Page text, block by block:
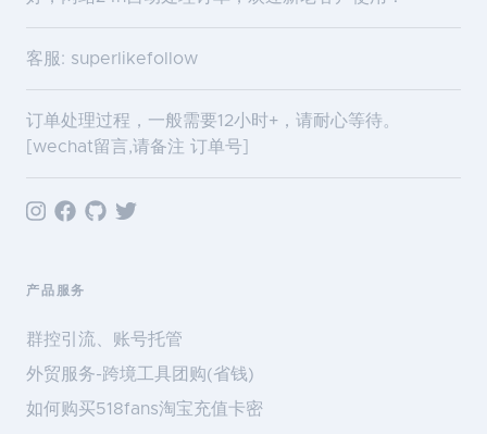
客服: superlikefollow
订单处理过程，一般需要12小时+，请耐心等待。
[wechat留言,请备注 订单号]
产品服务
群控引流、账号托管
外贸服务-跨境工具团购(省钱)
如何购买518fans淘宝充值卡密